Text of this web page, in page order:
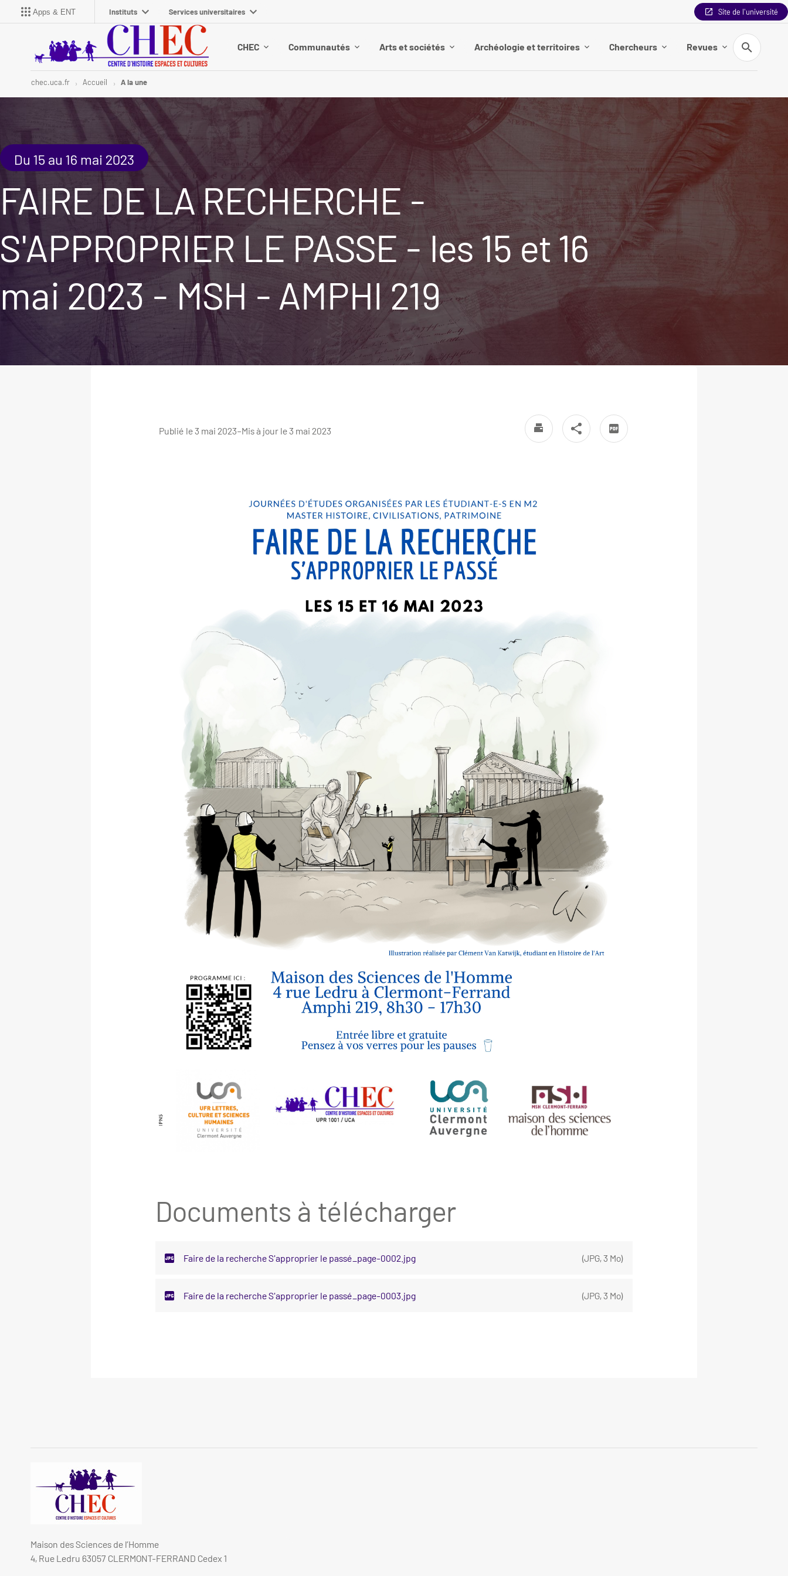
Apps & ENT Instituts Services universitaires Site de l'université
CHEC Communautés Arts et sociétés Archéologie et territoires Chercheurs Revues
Recherche
chec.uca.fr Accueil A la une
Du 15 au 16 mai 2023
FAIRE DE LA RECHERCHE -
S'APPROPRIER LE PASSE - les 15 et 16
mai 2023 - MSH - AMPHI 219
Publié le 3 mai 2023–Mis à jour le 3 mai 2023
Documents à télécharger
Faire de la recherche S'approprier le passé_page-0002.jpg (JPG,3 Mo)
Faire de la recherche S'approprier le passé_page-0003.jpg (JPG,3 Mo)
Maison des Sciences de l’Homme
4, Rue Ledru 63057 CLERMONT-FERRAND Cedex 1